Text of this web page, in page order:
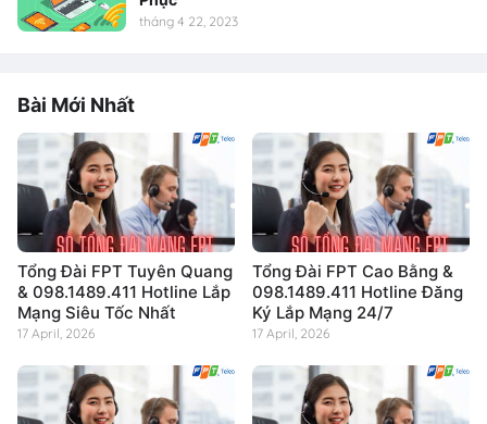
tháng 4 22, 2023
Bài Mới Nhất
Tổng Đài FPT Tuyên Quang
& 098.1489.411 Hotline Lắp
Mạng Siêu Tốc Nhất
17 April, 2026
Tổng Đài FPT Cao Bằng &
098.1489.411 Hotline Đăng
Ký Lắp Mạng 24/7
17 April, 2026